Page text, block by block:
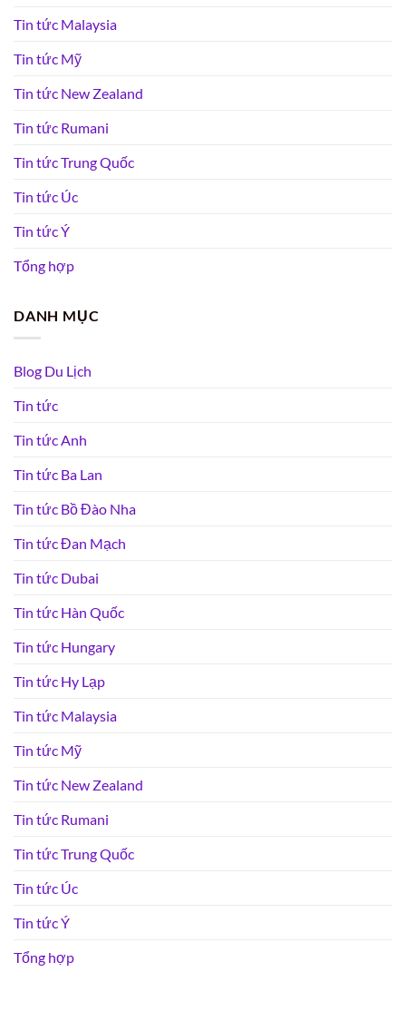
Tin tức Malaysia
Tin tức Mỹ
Tin tức New Zealand
Tin tức Rumani
Tin tức Trung Quốc
Tin tức Úc
Tin tức Ý
Tổng hợp
DANH MỤC
Blog Du Lịch
Tin tức
Tin tức Anh
Tin tức Ba Lan
Tin tức Bồ Đào Nha
Tin tức Đan Mạch
Tin tức Dubai
Tin tức Hàn Quốc
Tin tức Hungary
Tin tức Hy Lạp
Tin tức Malaysia
Tin tức Mỹ
Tin tức New Zealand
Tin tức Rumani
Tin tức Trung Quốc
Tin tức Úc
Tin tức Ý
Tổng hợp